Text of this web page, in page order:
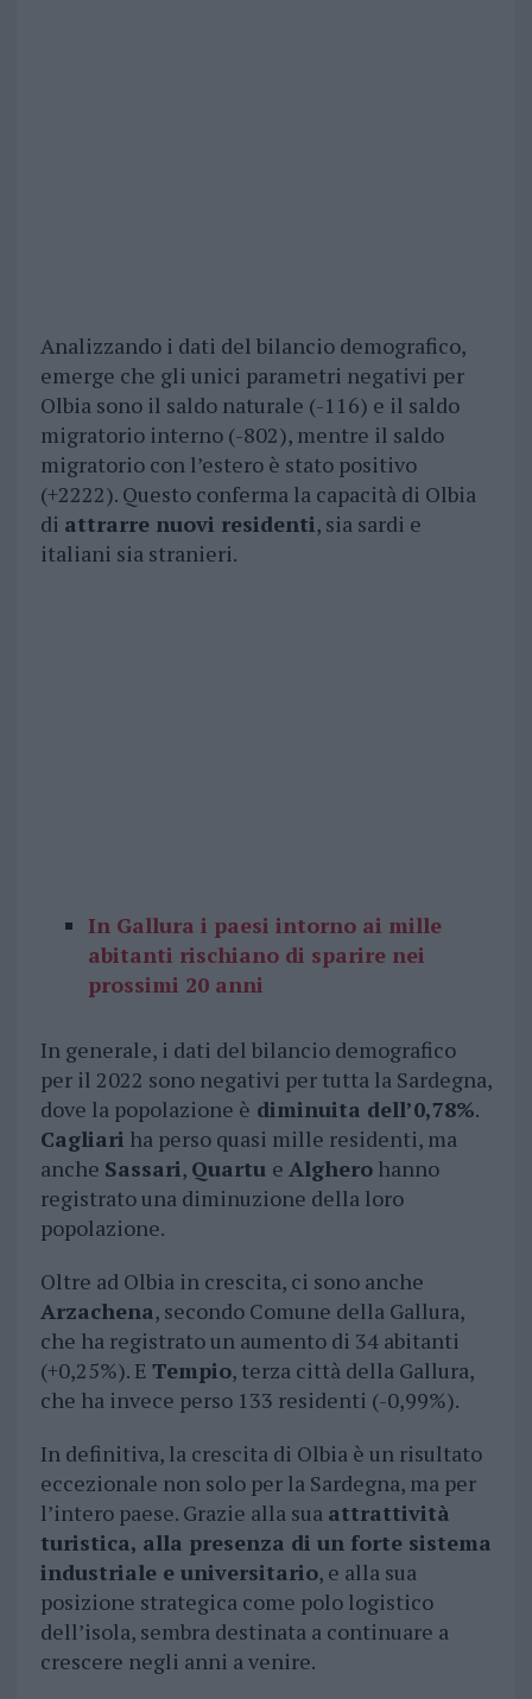
Analizzando i dati del bilancio demografico,
emerge che gli unici parametri negativi per
Olbia sono il saldo naturale (-116) e il saldo
migratorio interno (-802), mentre il saldo
migratorio con l’estero è stato positivo
(+2222). Questo conferma la capacità di Olbia
di attrarre nuovi residenti, sia sardi e
italiani sia stranieri.
In Gallura i paesi intorno ai mille
abitanti rischiano di sparire nei
prossimi 20 anni
In generale, i dati del bilancio demografico
per il 2022 sono negativi per tutta la Sardegna,
dove la popolazione è diminuita dell’0,78%.
Cagliari ha perso quasi mille residenti, ma
anche Sassari, Quartu e Algherohanno
registrato una diminuzione della loro
popolazione.
Oltre ad Olbia in crescita, ci sono anche
Arzachena, secondo Comune della Gallura,
che ha registrato un aumento di 34 abitanti
(+0,25%). E Tempio, terza città della Gallura,
che ha invece perso 133 residenti (-0,99%).
In definitiva, la crescita di Olbia è un risultato
eccezionale non solo per la Sardegna, ma per
l’intero paese. Grazie alla sua attrattività
turistica, alla presenza di un forte sistema
industriale e universitario, e alla sua
posizione strategica come polo logistico
dell’isola, sembra destinata a continuare a
crescere negli anni a venire.